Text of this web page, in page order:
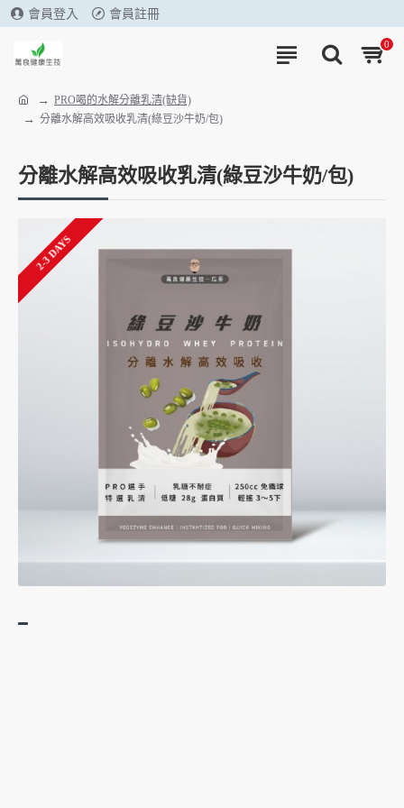
會員登入 會員註冊
0
PRO喝的水解分離乳清(缺貨)
分離水解高效吸收乳清(綠豆沙牛奶/包)
分離水解高效吸收乳清(綠豆沙牛奶/包)
2-3 DAYS